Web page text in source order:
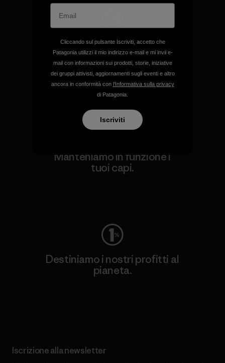
Sosteniamo i gruppi attivisti
a tutela del clima e
dell'ambiente.
Visita Patagonia Action Works
Manteniamo in funzione i
tuoi capi.
Destiniamo i nostri profitti al
pianeta.
Iscrizione alla newsletter
Cliccando sul pulsante Iscriviti, accetto che
Patagonia utilizzi il mio indirizzo e-mail e mi invii e-
mail con informazioni sui prodotti, storie, iniziative
dei gruppi attivisti, aggiornamenti sugli eventi e altro
ancora in conformità con l'Informativa sulla privacy
di Patagonia.
Iscriviti